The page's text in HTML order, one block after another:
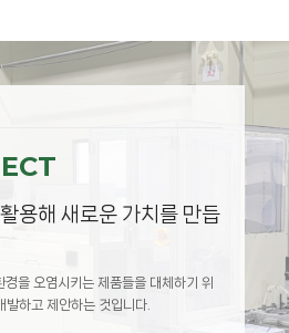
용해 새로운 가치를 만듭
을 오염시키는 제품들을 대체하기 위
발하고 제안하는 것입니다.
용해 새로운 가치를 만듭
을 오염시키는 제품들을 대체하기 위
발하고 제안하는 것입니다.
용해 새로운 가치를 만듭
을 오염시키는 제품들을 대체하기 위
발하고 제안하는 것입니다.